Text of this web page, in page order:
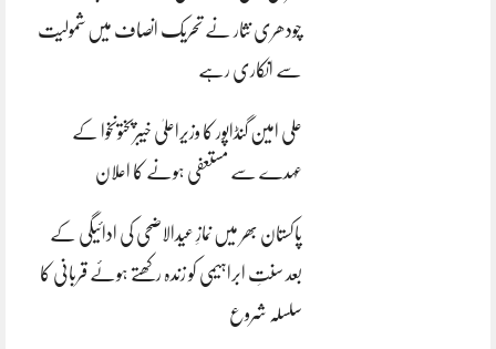
چودھری نثار نے تحریک انصاف میں شمولیت
سے انکاری رہے
علی امین گنڈاپور کا وزیراعلیٰ خیبرپختونخوا کے
عہدے سے مستعفی ہونے کا اعلان
پاکستان بھر میں نمازِ عیدالاضحی کی ادائیگی کے
بعد سنتِ ابراہیمی کو زندہ رکھتے ہوئے قربانی کا
سلسلہ شروع